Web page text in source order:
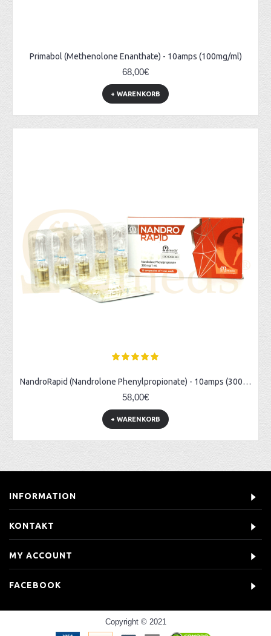
Primabol (Methenolone Enanthate) - 10amps (100mg/ml)
68,00€
+ WARENKORB
NandroRapid (Nandrolone Phenylpropionate) - 10amps (300mg/ml)
58,00€
+ WARENKORB
INFORMATION
KONTAKT
MY ACCOUNT
FACEBOOK
Copyright © 2021